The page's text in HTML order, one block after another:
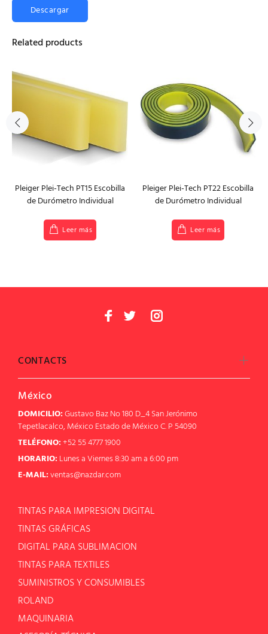
Descargar
Related products
Pleiger Plei-Tech PT15 Escobilla
de Durómetro Individual
Leer más
Pleiger Plei-Tech PT22 Escobilla
de Durómetro Individual
Leer más
CONTACTS
México
DOMICILIO:Gustavo Baz No 180 D_4 San Jerónimo
Tepetlacalco, México Estado de México C. P 54090
TELÉFONO:+52 55 4777 1900
HORARIO: Lunes a Viernes 8:30 am a 6:00 pm
E-MAIL:ventas@nazdar.com
TINTAS PARA IMPRESION DIGITAL
TINTAS GRÁFICAS
DIGITAL PARA SUBLIMACION
TINTAS PARA TEXTILES
SUMINISTROS Y CONSUMIBLES
ROLAND
MAQUINARIA